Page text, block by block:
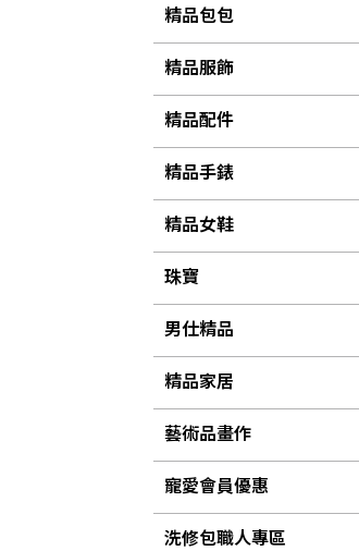
精品包包
精品服飾
精品配件
精品手錶
精品女鞋
珠寶
男仕精品
精品家居
藝術品畫作
寵愛會員優惠
洗修包職人專區